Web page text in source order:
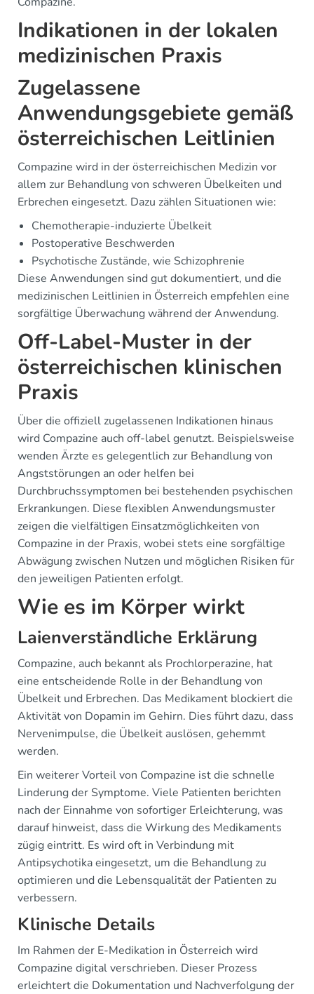
Indikationen in der lokalen
medizinischen Praxis
Zugelassene
Anwendungsgebiete gemäß
österreichischen Leitlinien
Compazine wird in der österreichischen Medizin vor
allem zur Behandlung von schweren Übelkeiten und
Erbrechen eingesetzt. Dazu zählen Situationen wie:
Chemotherapie-induzierte Übelkeit
Postoperative Beschwerden
Psychotische Zustände, wie Schizophrenie
Diese Anwendungen sind gut dokumentiert, und die
medizinischen Leitlinien in Österreich empfehlen eine
sorgfältige Überwachung während der Anwendung.
Off-Label-Muster in der
österreichischen klinischen
Praxis
Über die offiziell zugelassenen Indikationen hinaus
wird Compazine auch off-label genutzt. Beispielsweise
wenden Ärzte es gelegentlich zur Behandlung von
Angststörungen an oder helfen bei
Durchbruchssymptomen bei bestehenden psychischen
Erkrankungen. Diese flexiblen Anwendungsmuster
zeigen die vielfältigen Einsatzmöglichkeiten von
Compazine in der Praxis, wobei stets eine sorgfältige
Abwägung zwischen Nutzen und möglichen Risiken für
den jeweiligen Patienten erfolgt.
Wie es im Körper wirkt
Laienverständliche Erklärung
Compazine, auch bekannt als Prochlorperazine, hat
eine entscheidende Rolle in der Behandlung von
Übelkeit und Erbrechen. Das Medikament blockiert die
Aktivität von Dopamin im Gehirn. Dies führt dazu, dass
Nervenimpulse, die Übelkeit auslösen, gehemmt
werden.
Ein weiterer Vorteil von Compazine ist die schnelle
Linderung der Symptome. Viele Patienten berichten
nach der Einnahme von sofortiger Erleichterung, was
darauf hinweist, dass die Wirkung des Medikaments
zügig eintritt. Es wird oft in Verbindung mit
Antipsychotika eingesetzt, um die Behandlung zu
optimieren und die Lebensqualität der Patienten zu
verbessern.
Klinische Details
Im Rahmen der E-Medikation in Österreich wird
Compazine digital verschrieben. Dieser Prozess
erleichtert die Dokumentation und Nachverfolgung der